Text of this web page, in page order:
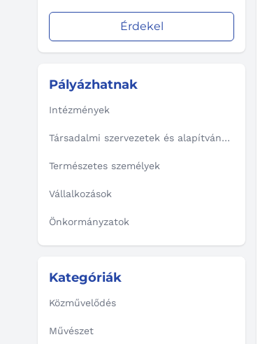
Érdekel
Pályázhatnak
Intézmények
Társadalmi szervezetek és alapítványok
Természetes személyek
Vállalkozások
Önkormányzatok
Kategóriák
Közművelődés
Művészet